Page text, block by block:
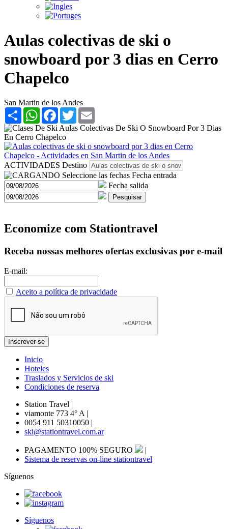
Aulas colectivas de ski o
snowboard por 3 dias en Cerro
Chapelco
San Martin de los Andes
Share WhatsAppFacebook
Twitter
ACTIVIDADES Destino
Seleccione las fechas Fecha entrada
Fecha salida
Pesquisar
Economize com Stationtravel
Receba nossas melhores ofertas exclusivas por e-mail
E-mail:
Aceito a política de privacidade
Inicio
Hoteles
Traslados y Servicios de ski
Condiciones de reserva
Station Travel |
viamonte 773 4° A |
0054 911 50310050 |
ski@stationtravel.com.ar
PAGAMENTO 100% SEGURO
|
Sistema de reservas on-line stationtravel
Síguenos
Síguenos